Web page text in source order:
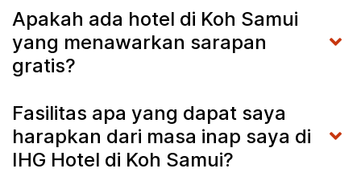
Apakah ada hotel di Koh Samui
yang menawarkan sarapan
gratis?
Fasilitas apa yang dapat saya
harapkan dari masa inap saya di
IHG Hotel di Koh Samui?